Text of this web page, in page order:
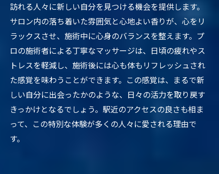
訪れる人々に新しい自分を見つける機会を提供します。
サロン内の落ち着いた雰囲気と心地よい香りが、心をリ
ラックスさせ、施術中に心身のバランスを整えます。プ
ロの施術者による丁寧なマッサージは、日頃の疲れやス
トレスを軽減し、施術後には心も体もリフレッシュされ
た感覚を味わうことができます。この感覚は、まるで新
しい自分に出会ったかのような、日々の活力を取り戻す
きっかけとなるでしょう。駅近のアクセスの良さも相ま
って、この特別な体験が多くの人々に愛される理由で
す。